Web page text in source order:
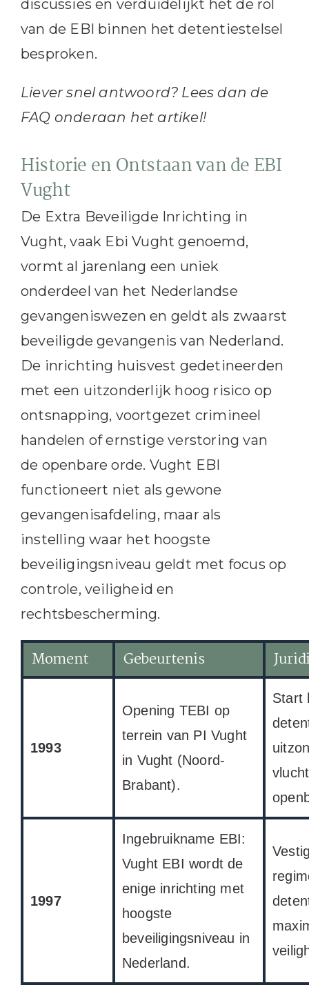
discussies en verduidelijkt het de rol
van de EBI binnen het detentiestelsel
besproken.
Liever snel antwoord? Lees dan de
FAQ onderaan het artikel!
Historie en Ontstaan van de EBI
Vught
De Extra Beveiligde Inrichting in
Vught, vaak Ebi Vught genoemd,
vormt al jarenlang een uniek
onderdeel van het Nederlandse
gevangeniswezen en geldt als zwaarst
beveiligde gevangenis van Nederland.
De inrichting huisvest gedetineerden
met een uitzonderlijk hoog risico op
ontsnapping, voortgezet crimineel
handelen of ernstige verstoring van
de openbare orde. Vught EBI
functioneert niet als gewone
gevangenisafdeling, maar als
instelling waar het hoogste
beveiligingsniveau geldt met focus op
controle, veiligheid en
rechtsbescherming.
Moment Gebeurtenis
1993
Opening TEBI op
terrein van PI Vught
in Vught (Noord-
Brabant).
Start
1997
Ingebruikname EBI:
Vught EBI wordt de
enige inrichting met
hoogste
beveiligingsniveau in
Nederland.